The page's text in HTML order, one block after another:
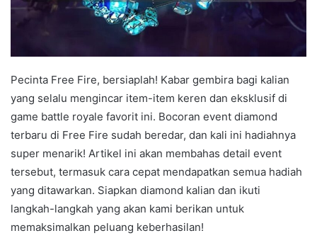
Pecinta Free Fire, bersiaplah! Kabar gembira bagi kalian
yang selalu mengincar item-item keren dan eksklusif di
game battle royale favorit ini. Bocoran event diamond
terbaru di Free Fire sudah beredar, dan kali ini hadiahnya
super menarik! Artikel ini akan membahas detail event
tersebut, termasuk cara cepat mendapatkan semua hadiah
yang ditawarkan. Siapkan diamond kalian dan ikuti
langkah-langkah yang akan kami berikan untuk
memaksimalkan peluang keberhasilan!